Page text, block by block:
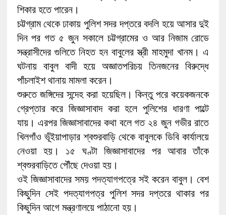
শিকার হতে পারেন।
চট্টগ্রাম থেকে ঢাকায় পুলিশ সদর দপ্তরে বদলি হয়ে আসার দুই
দিন পর গত ৫ জুন সকালে চট্টগ্রামের ও আর নিজাম রোডে
সন্ত্রাসীদের গুলিতে নিহত হন বাবুলের স্ত্রী মাহমুদা খানম। এ
ঘটনায় বাবুল বাদী হয়ে অজ্ঞাতপরিচয় তিনজনের বিরুদ্ধে
পাঁচলাইশ থানায় মামলা করেন।
শুরুতে জঙ্গিদের সন্দেহ করা হয়েছিল। কিন্তু পরে কয়েকজনকে
গ্রেপ্তার করে জিজ্ঞাসাবাদ করা হলে পুলিশের ধারণা পাল্টে
যায়। এরপর জিজ্ঞাসাবাদের কথা বলে গত ২৪ জুন গভীর রাতে
খিলগাঁও ভূঁইয়াপাড়ার শ্বশুরবাড়ি থেকে বাবুলকে ডিবি কার্যালয়ে
নেওয়া হয়। ১৫ ঘণ্টা জিজ্ঞাসাবাদের পর আবার তাঁকে
শ্বশুরবাড়িতে পৌঁছে দেওয়া হয়।
ওই জিজ্ঞাসাবাদের সময় পদত্যাগপত্রে সই করেন বাবুল। বেশ
কিছুদিন সেই পদত্যাগপত্র পুলিশ সদর দপ্তরে থাকার পর
কিছুদিন আগে মন্ত্রণালয়ে পাঠানো হয়।